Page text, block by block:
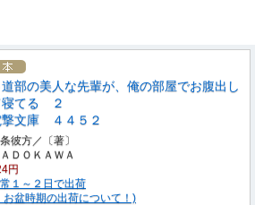
道部の美人な先輩が、俺の部屋でお腹出し
寝てる ２
撃文庫 ４４５２
彼方／〔著〕
ＤＯＫＡＷＡ
円
１～２日で出荷
お盆時期の出荷について！)